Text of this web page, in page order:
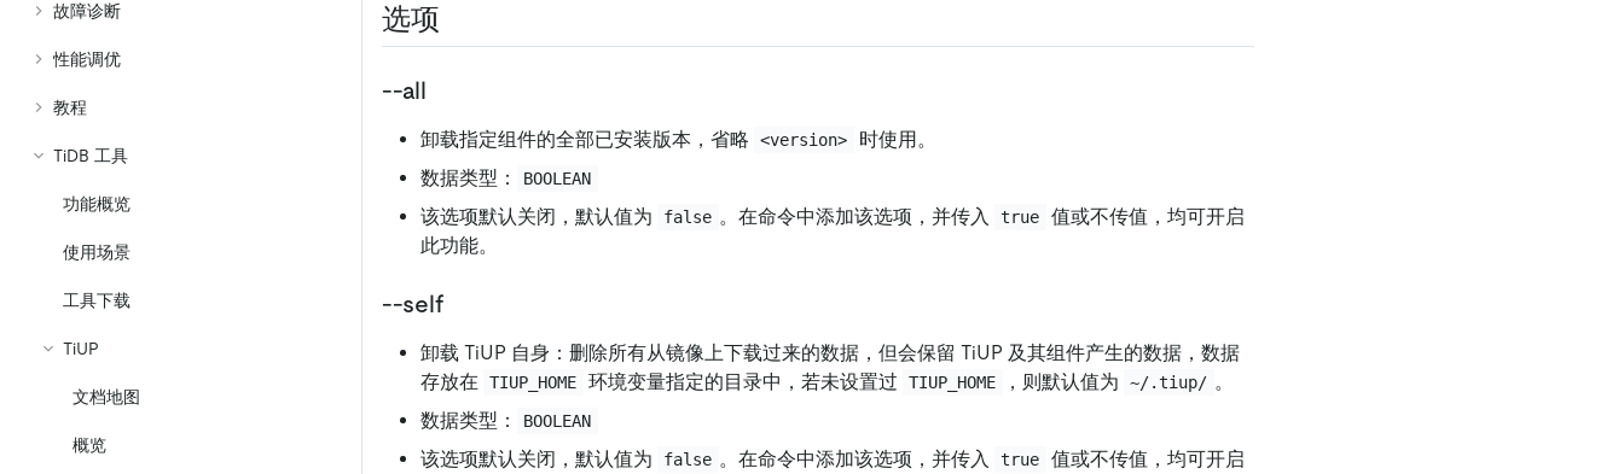
故障诊断
性能调优
教程
TiDB 工具
功能概览
使用场景
工具下载
TiUP
文档地图
概览
选项
--all
卸载指定组件的全部已安装版本，省略 <version>
时使用。
数据类型：
BOOLEAN
该选项默认关闭，默认值为 false 。在命令中添加该选项，并传入 true
值或不传值，均可开启
此功能。
--self
卸载 TiUP 自身：删除所有从镜像上下载过来的数据，但会保留 TiUP 及其组件产生的数据，数据
存放在
TIUP_HOME 环境变量指定的目录中，若未设置过 TIUP_HOME ，则默认值为 ~/.tiup/ 。
数据类型：
BOOLEAN
该选项默认关闭，默认值为 false 。在命令中添加该选项，并传入 true
值或不传值，均可开启